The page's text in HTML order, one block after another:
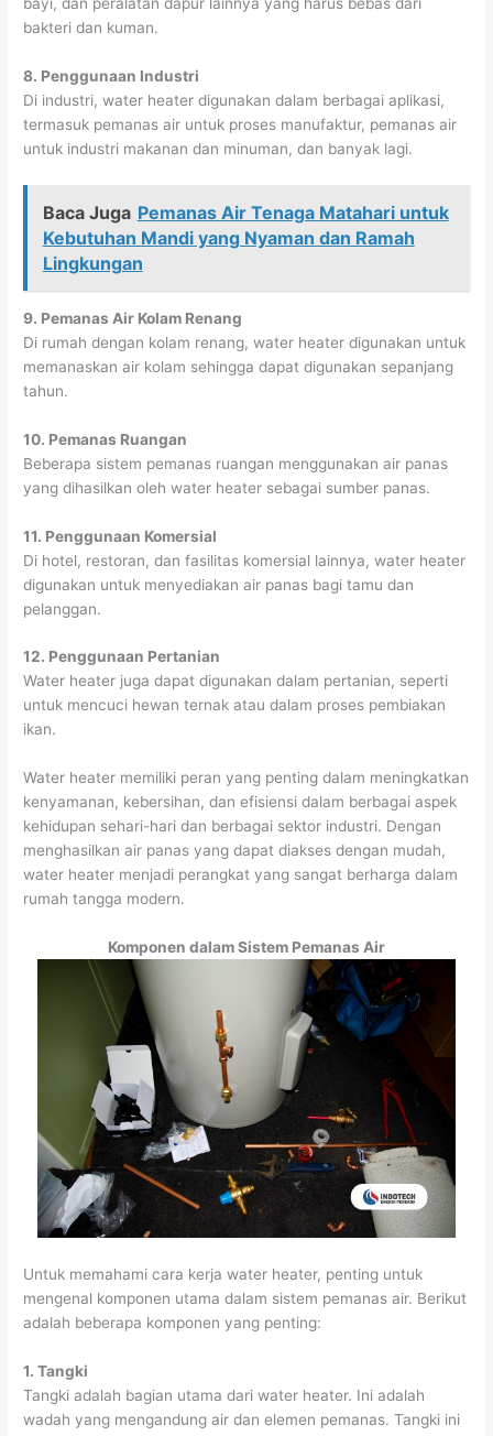
bakteri dan kuman.
8. Penggunaan Industri
Di industri, water heater digunakan dalam berbagai aplikasi,
termasuk pemanas air untuk proses manufaktur, pemanas air
untuk industri makanan dan minuman, dan banyak lagi.
Baca Juga Pemanas Air Tenaga Matahari untuk
Kebutuhan Mandi yang Nyaman dan Ramah
Lingkungan
9. Pemanas Air Kolam Renang
Di rumah dengan kolam renang, water heater digunakan untuk
memanaskan air kolam sehingga dapat digunakan sepanjang
tahun.
10. Pemanas Ruangan
Beberapa sistem pemanas ruangan menggunakan air panas
yang dihasilkan oleh water heater sebagai sumber panas.
11. Penggunaan Komersial
Di hotel, restoran, dan fasilitas komersial lainnya, water heater
digunakan untuk menyediakan air panas bagi tamu dan
pelanggan.
12. Penggunaan Pertanian
Water heater juga dapat digunakan dalam pertanian, seperti
untuk mencuci hewan ternak atau dalam proses pembiakan
ikan.
Water heater memiliki peran yang penting dalam meningkatkan
kenyamanan, kebersihan, dan efisiensi dalam berbagai aspek
kehidupan sehari-hari dan berbagai sektor industri. Dengan
menghasilkan air panas yang dapat diakses dengan mudah,
water heater menjadi perangkat yang sangat berharga dalam
rumah tangga modern.
Komponen dalam Sistem Pemanas Air
Untuk memahami cara kerja water heater, penting untuk
mengenal komponen utama dalam sistem pemanas air. Berikut
adalah beberapa komponen yang penting:
1. Tangki
Tangki adalah bagian utama dari water heater. Ini adalah
wadah yang mengandung air dan elemen pemanas. Tangki ini